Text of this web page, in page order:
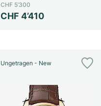
CHF 4’410
CHF 5’300
Ungetragen - New